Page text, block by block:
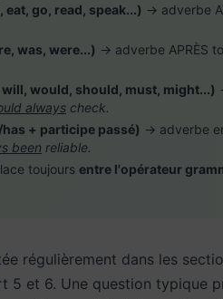
go, read, speak...) → adverbe
was, were...) → adverbe APRÈS
would, should, must, might...)
always check.
+ participe passé) → adverbe
been reliable.
toujours entre l'opérateur
régulièrement dans les
5 et 6. Une question typique